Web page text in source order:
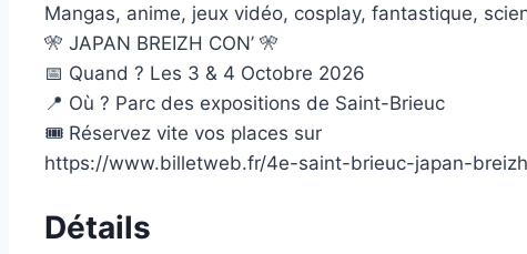
Mangas, anime, jeux vidéo, cosplay, fantastique,
🎌 JAPAN BREIZH CON’ 🎌
📅 Quand ? Les 3 & 4 Octobre 2026
📍 Où ? Parc des expositions de Saint-Brieuc
🎟️ Réservez vite vos places sur
https://www.billetweb.fr/4e-saint-brieuc-japan-
Détails